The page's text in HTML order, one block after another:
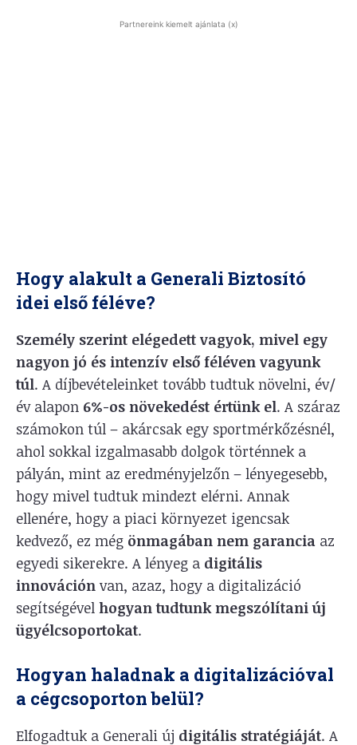
Partnereink kiemelt ajánlata (x)
Hogy alakult a Generali Biztosító
idei első féléve?
Személy szerint elégedett vagyok, mivel egy
nagyon jó és intenzív első féléven vagyunk
túl. A díjbevételeinket tovább tudtuk növelni, év/
év alapon 6%-os növekedést értünk el. A száraz
számokon túl – akárcsak egy sportmérkőzésnél,
ahol sokkal izgalmasabb dolgok történnek a
pályán, mint az eredményjelzőn – lényegesebb,
hogy mivel tudtuk mindezt elérni. Annak
ellenére, hogy a piaci környezet igencsak
kedvező, ez még önmagában nem garancia az
egyedi sikerekre. A lényeg a digitális
innováción van, azaz, hogy a digitalizáció
segítségével hogyan tudtunk megszólítani új
ügyélcsoportokat.
Hogyan haladnak a digitalizációval
a cégcsoporton belül?
Elfogadtuk a Generali új digitális stratégiáját. A